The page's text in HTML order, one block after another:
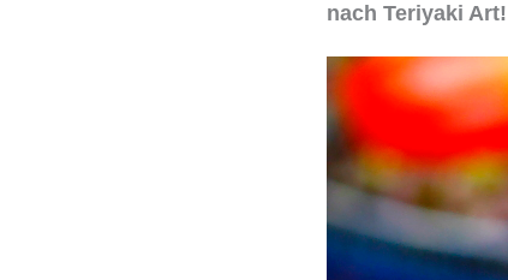
nach Teriyaki Art!